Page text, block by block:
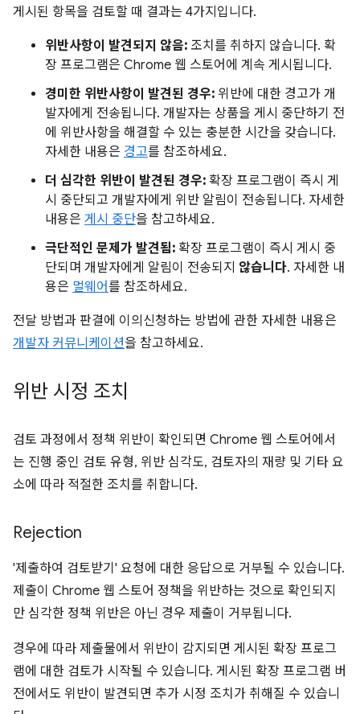
게시된 항목을 검토할 때 결과는 4가지입니다.
위반사항이 발견되지 않음: 조치를 취하지 않습니다. 확
장 프로그램은 Chrome 웹 스토어에 계속 게시됩니다.
경미한 위반사항이 발견된 경우: 위반에 대한 경고가 개
발자에게 전송됩니다. 개발자는 상품을 게시 중단하기 전
에 위반사항을 해결할 수 있는 충분한 시간을 갖습니다.
자세한 내용은 경고를 참조하세요.
더 심각한 위반이 발견된 경우: 확장 프로그램이 즉시 게
시 중단되고 개발자에게 위반 알림이 전송됩니다. 자세한
내용은 게시 중단을 참고하세요.
극단적인 문제가 발견됨: 확장 프로그램이 즉시 게시 중
단되며 개발자에게 알림이 전송되지 않습니다. 자세한 내
용은 멀웨어를 참조하세요.
전달 방법과 판결에 이의신청하는 방법에 관한 자세한 내용은
개발자 커뮤니케이션을 참고하세요.
위반 시정 조치
검토 과정에서 정책 위반이 확인되면 Chrome 웹 스토어에서
는 진행 중인 검토 유형, 위반 심각도, 검토자의 재량 및 기타 요
소에 따라 적절한 조치를 취합니다.
Rejection
'제출하여 검토받기' 요청에 대한 응답으로 거부될 수 있습니다.
제출이 Chrome 웹 스토어 정책을 위반하는 것으로 확인되지
만 심각한 정책 위반은 아닌 경우 제출이 거부됩니다.
경우에 따라 제출물에서 위반이 감지되면 게시된 확장 프로그
램에 대한 검토가 시작될 수 있습니다. 게시된 확장 프로그램 버
전에서도 위반이 발견되면 추가 시정 조치가 취해질 수 있습니